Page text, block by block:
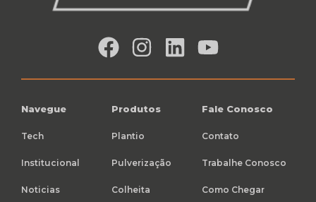
Navegue
Tech
Institucional
Noticias
Produtos
Plantio
Pulverização
Colheita
Fale Conosco
Contato
Trabalhe Conosco
Como Chegar